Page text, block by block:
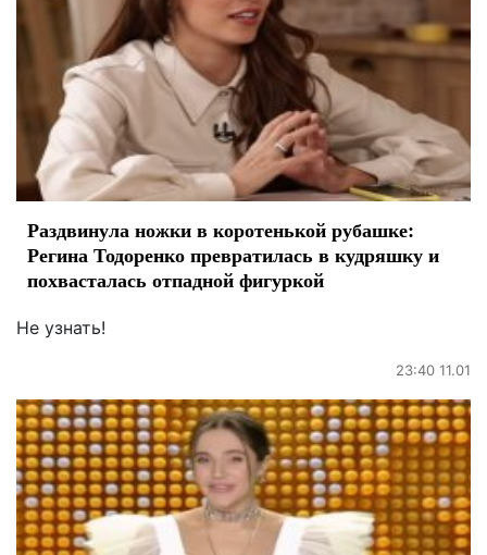
Раздвинула ножки в коротенькой рубашке:
Регина Тодоренко превратилась в кудряшку и
похвасталась отпадной фигуркой
Не узнать!
23:40 11.01